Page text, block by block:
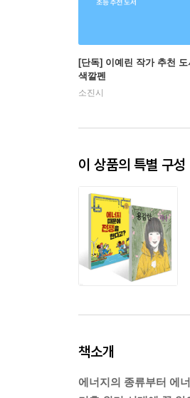
[단독] 이예린 작가 추천
색깔펜
소진시
이 상품의 특별 구성
책소개
에너지의 종류부터 에